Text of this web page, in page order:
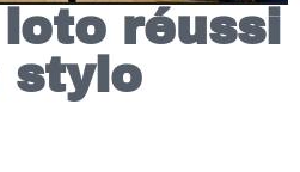
loto réussi
stylo